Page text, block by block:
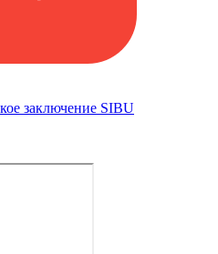
заключение SIBU